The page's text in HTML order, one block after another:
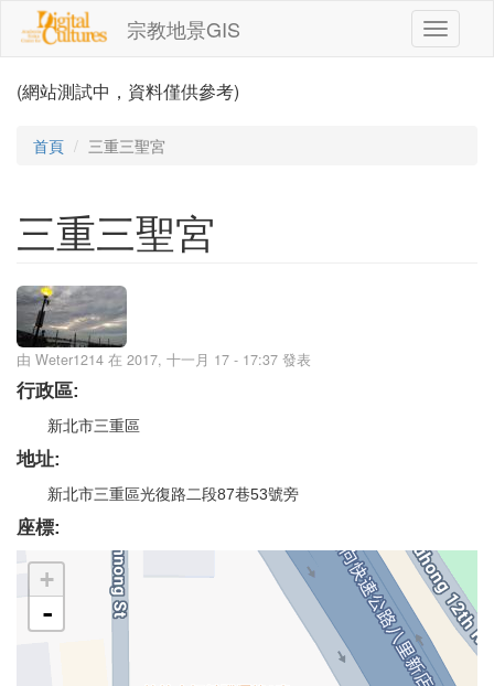
移至主內容
宗教地景GIS
Toggle
(網站測試中，資料僅供參考)
首頁 三重三聖宮
三重三聖宮
由 Weter1214 在 2017, 十一月 17 - 17:37 發表
行政區:
新北市三重區
地址:
新北市三重區光復路二段87巷53號旁
座標:
+
-